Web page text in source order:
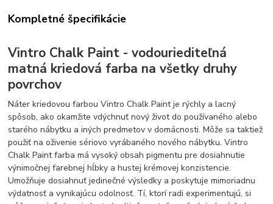
Kompletné špecifikácie
Vintro Chalk Paint - vodouriediteľná
matná kriedová farba na všetky druhy
povrchov
Náter kriedovou farbou Vintro Chalk Paint je rýchly a lacný
spôsob, ako okamžite vdýchnuť nový život do používaného alebo
starého nábytku a iných predmetov v domácnosti. Môže sa taktiež
použiť na oživenie sériovo vyrábaného nového nábytku. Vintro
Chalk Paint farba má vysoký obsah pigmentu pre dosiahnutie
výnimočnej farebnej hĺbky a hustej krémovej konzistencie.
Umožňuje dosiahnuť jedinečné výsledky a poskytuje mimoriadnu
výdatnosť a vynikajúcu odolnosť. Tí, ktorí radi experimentujú, si